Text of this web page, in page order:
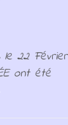
le 22 Février
ont été